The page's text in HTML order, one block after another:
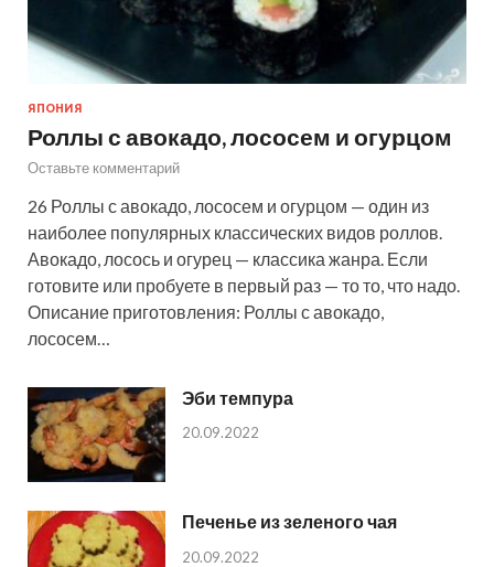
ЯПОНИЯ
Роллы с авокадо, лососем и огурцом
Оставьте комментарий
26 Роллы с авокадо, лососем и огурцом — один из
наиболее популярных классических видов роллов.
Авокадо, лосось и огурец — классика жанра. Если
готовите или пробуете в первый раз — то то, что надо.
Описание приготовления: Роллы с авокадо,
лососем…
Эби темпура
20.09.2022
Печенье из зеленого чая
20.09.2022